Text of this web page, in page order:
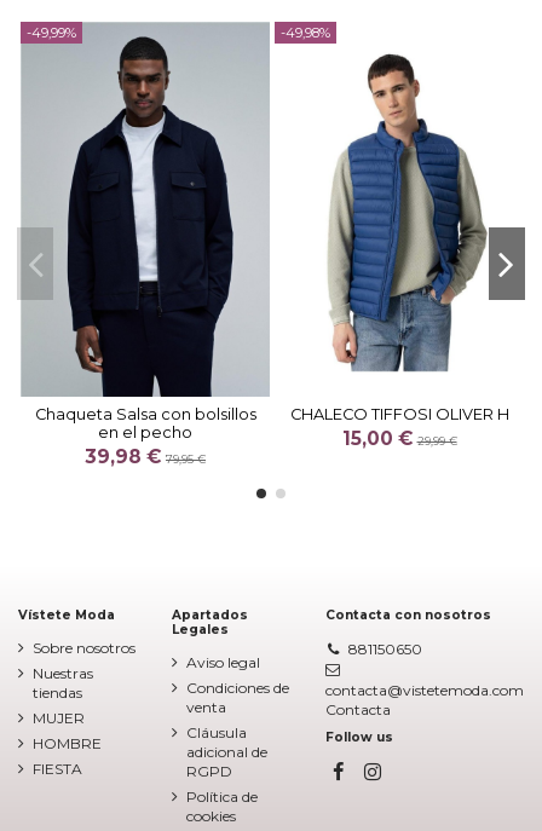
-49,99%
Chaqueta Salsa con bolsillos
en el pecho
39,98 € 79,95 €
-49,98%
CHALECO TIFFOSI OLIVER H
15,00 €29,99 €
Vístete Moda
Sobre nosotros
Nuestras
tiendas
MUJER
HOMBRE
FIESTA
Apartados
Legales
Aviso legal
Condiciones de
venta
Cláusula
adicional de
RGPD
Política de
cookies
Contacta con nosotros
881150650
contacta@vistetemoda.com
Contacta
Follow us